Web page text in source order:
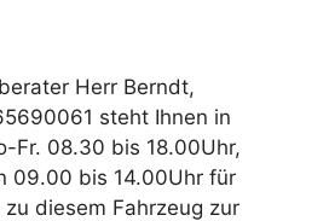
Herr Berndt,
steht Ihnen in
Fr. 08.30 bis 18.00Uhr,
09.00 bis 14.00Uhr für
diesem Fahrzeug zur